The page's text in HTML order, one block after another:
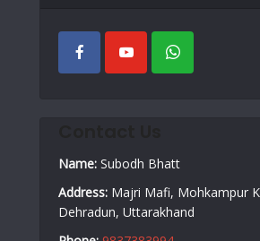
Name: Subodh Bhatt
Address: Majri Mafi, Mohkampur
Dehradun, Uttarakhand